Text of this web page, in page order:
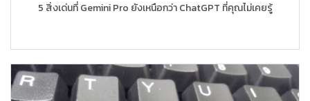
5 สิ่งเด่นที่ Gemini Pro ยังเหนือกว่า ChatGPT ที่คุณไม่เคยรู้